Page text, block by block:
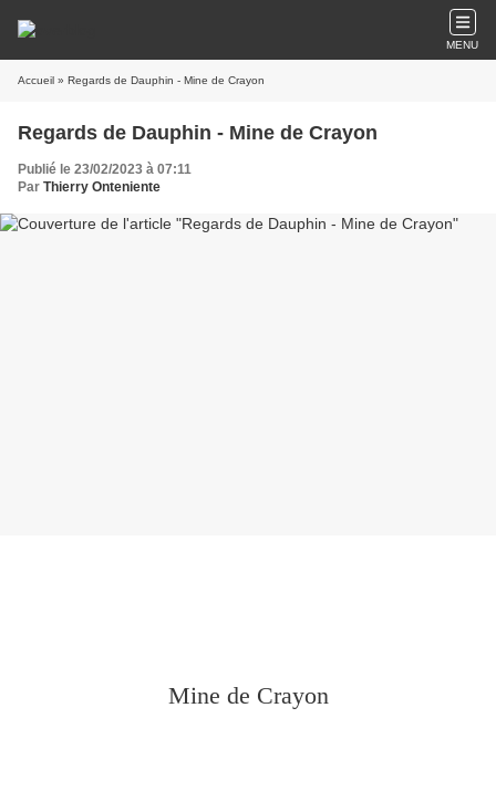
MENU
Accueil » Regards de Dauphin - Mine de Crayon
Regards de Dauphin - Mine de Crayon
Publié le 23/02/2023 à 07:11
Par Thierry Onteniente
Mine de Crayon